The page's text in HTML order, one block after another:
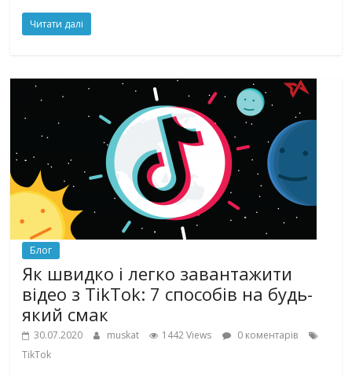
Читати далі
Блог
Як швидко і легко завантажити
відео з TikTok: 7 способів на будь-
який смак
30.07.2020 muskat 1442 Views
0 коментарів
TikTok